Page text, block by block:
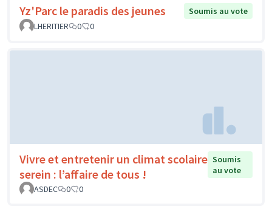
Yz'Parc le paradis des jeunes
Soumis au vote
LHERITIER
0 0
Vivre et entretenir un climat scolaire
serein : l’affaire de tous !
Soumis
au vote
ASDEC
0 0